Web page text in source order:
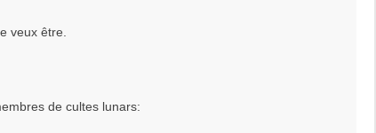
veux être.
de cultes lunars: